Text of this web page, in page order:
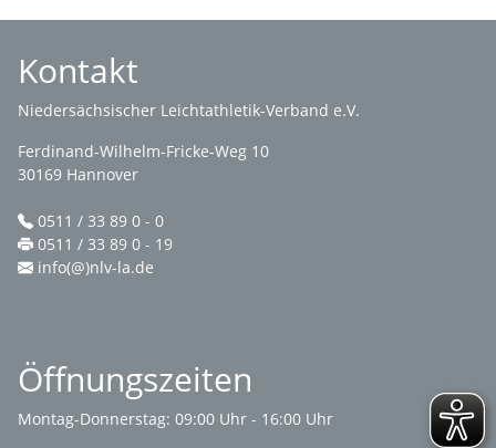
Kontakt
Niedersächsischer Leichtathletik-Verband e.V.
Ferdinand-Wilhelm-Fricke-Weg 10
30169 Hannover
0511 / 33 89 0 - 0
0511 / 33 89 0 - 19
info(@)nlv-la.de
Öffnungszeiten
Montag-Donnerstag: 09:00 Uhr - 16:00 Uhr